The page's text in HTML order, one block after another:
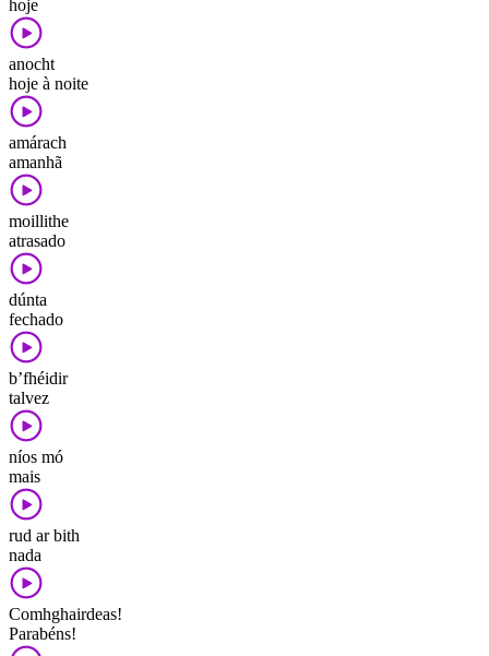
hoje
anocht
hoje à noite
amárach
amanhã
moillithe
atrasado
dúnta
fechado
b’fhéidir
talvez
níos mó
mais
rud ar bith
nada
Comhghairdeas!
Parabéns!